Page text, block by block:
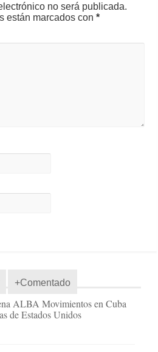
no será publicada.
están marcados con*
+Comentado
ALBA Movimientos en Cuba
de Estados Unidos